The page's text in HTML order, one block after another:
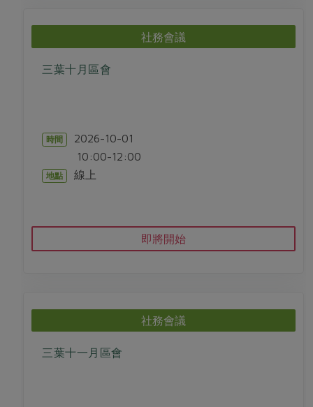
社務會議
三葉十月區會
時間 2026-10-01
10:00-12:00
地點 線上
即將開始
社務會議
三葉十一月區會